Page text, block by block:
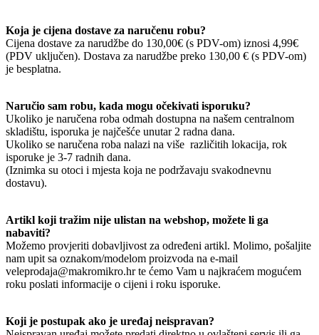
Koja je cijena dostave za naručenu robu?
Cijena dostave za narudžbe do 130,00€ (s PDV-om) iznosi 4,99€
(PDV uključen). Dostava za narudžbe preko 130,00 € (s PDV-om)
je besplatna.
Naručio sam robu, kada mogu očekivati isporuku?
Ukoliko je naručena roba odmah dostupna na našem centralnom
skladištu, isporuka je najčešće unutar 2 radna dana.
Ukoliko se naručena roba nalazi na više različitih lokacija, rok
isporuke je 3-7 radnih dana.
(Iznimka su otoci i mjesta koja ne podržavaju svakodnevnu
dostavu).
Artikl koji tražim nije ulistan na webshop, možete li ga
nabaviti?
Možemo provjeriti dobavljivost za određeni artikl. Molimo, pošaljite
nam upit sa oznakom/modelom proizvoda na e-mail
veleprodaja@makromikro.hr te ćemo Vam u najkraćem mogućem
roku poslati informacije o cijeni i roku isporuke.
Koji je postupak ako je uređaj neispravan?